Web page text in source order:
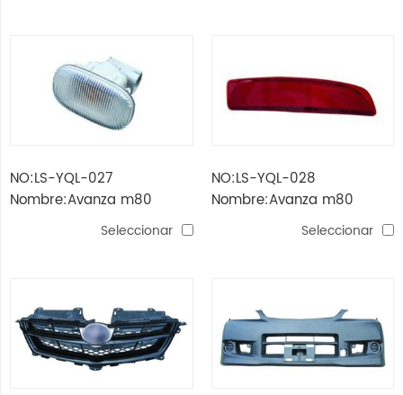
NO:LS-YQL-027
Nombre:Avanza m80
(xenia) '07 lámpara lateral
Seleccionar
NO:LS-YQL-028
Nombre:Avanza m80
(xenia) '07 lámpara de
Seleccionar